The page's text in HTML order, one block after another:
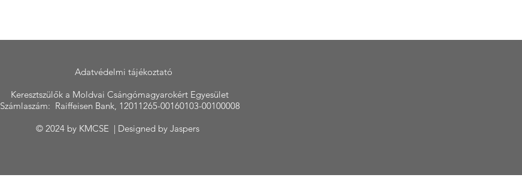
Adatvédelmi tájékoztató
Keresztszülők a Moldvai Csángómagyarokért Egyesület
Számlaszám: Raiffeisen Bank, 12011265-00160103-00100008
© 2024 by KMCSE | Designed by Jaspers